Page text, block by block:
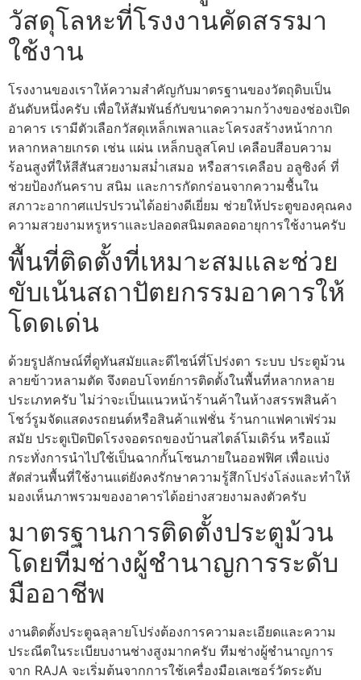
วัสดุโลหะที่โรงงานคัดสรรมา
ใช้งาน
โรงงานของเราให้ความสำคัญกับมาตรฐานของวัตถุดิบเป็น
อันดับหนึ่งครับ เพื่อให้สัมพันธ์กับขนาดความกว้างของช่องเปิด
อาคาร เรามีตัวเลือกวัสดุเหล็กเพลาและโครงสร้างหน้ากาก
หลากหลายเกรด เช่น แผ่น เหล็กบลูสโคป เคลือบสีอบความ
ร้อนสูงที่ให้สีสันสวยงามสม่ำเสมอ หรือสารเคลือบ อลูซิงค์ ที่
ช่วยป้องกันคราบ สนิม และการกัดกร่อนจากความชื้นใน
สภาวะอากาศแปรปรวนได้อย่างดีเยี่ยม ช่วยให้ประตูของคุณคง
ความสวยงามหรูหราและปลอดสนิมตลอดอายุการใช้งานครับ
พื้นที่ติดตั้งที่เหมาะสมและช่วย
ขับเน้นสถาปัตยกรรมอาคารให้
โดดเด่น
ด้วยรูปลักษณ์ที่ดูทันสมัยและดีไซน์ที่โปร่งตา ระบบ ประตูม้วน
ลายข้าวหลามตัด จึงตอบโจทย์การติดตั้งในพื้นที่หลากหลาย
ประเภทครับ ไม่ว่าจะเป็นแนวหน้าร้านค้าในห้างสรรพสินค้า
โชว์รูมจัดแสดงรถยนต์หรือสินค้าแฟชั่น ร้านกาแฟคาเฟ่ร่วม
สมัย ประตูเปิดปิดโรงจอดรถของบ้านสไตล์โมเดิร์น หรือแม้
กระทั่งการนำไปใช้เป็นฉากกั้นโซนภายในออฟฟิศ เพื่อแบ่ง
สัดส่วนพื้นที่ใช้งานแต่ยังคงรักษาความรู้สึกโปร่งโล่งและทำให้
มองเห็นภาพรวมของอาคารได้อย่างสวยงามลงตัวครับ
มาตรฐานการติดตั้งประตูม้วน
โดยทีมช่างผู้ชำนาญการระดับ
มืออาชีพ
งานติดตั้งประตูฉลุลายโปร่งต้องการความละเอียดและความ
ประณีตในระเบียบงานช่างสูงมากครับ ทีมช่างผู้ชำนาญการ
จาก RAJA จะเริ่มต้นจากการใช้เครื่องมือเลเซอร์วัดระดับ